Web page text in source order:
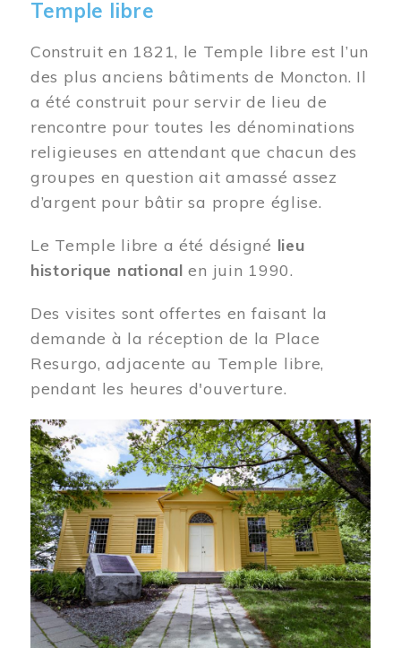
Temple libre
Construit en 1821, le Temple libre est l’un
des plus anciens bâtiments de Moncton. Il
a été construit pour servir de lieu de
rencontre pour toutes les dénominations
religieuses en attendant que chacun des
groupes en question ait amassé assez
d’argent pour bâtir sa propre église.
Le Temple libre a été désigné lieu
historique national en juin 1990.
Des visites sont offertes en faisant la
demande à la réception de la Place
Resurgo, adjacente au Temple libre,
pendant les heures d'ouverture.
Image